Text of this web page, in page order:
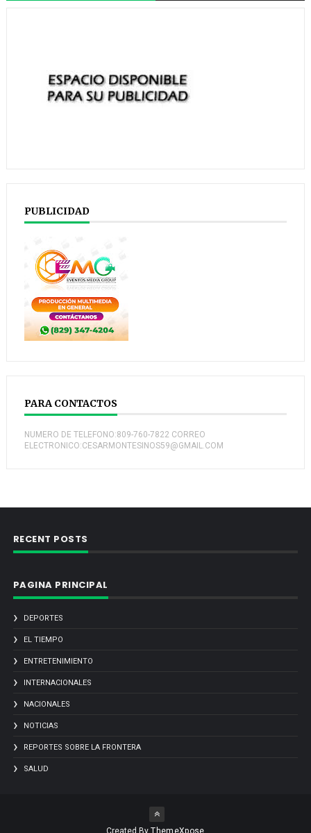
PUBLICIDAD
PARA CONTACTOS
NUMERO DE TELEFONO:809-760-7822 CORREO
ELECTRONICO:CESARMONTESINOS59@GMAIL.COM
RECENT POSTS
PAGINA PRINCIPAL
DEPORTES
EL TIEMPO
ENTRETENIMIENTO
INTERNACIONALES
NACIONALES
NOTICIAS
REPORTES SOBRE LA FRONTERA
SALUD
Created ByThemeXpose